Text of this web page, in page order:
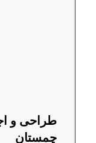
طراحی و
چمستان